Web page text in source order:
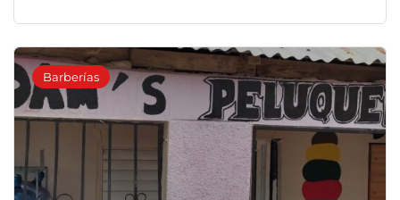
Barberías